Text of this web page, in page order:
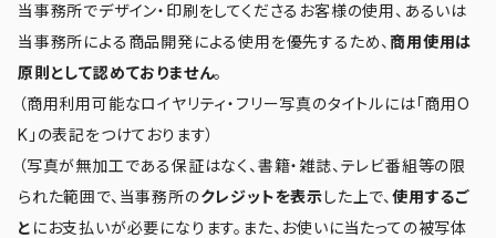
当事務所でデザイン・印刷をしてくださるお客様の使用、あるいは
当事務所による商品開発による使用を優先するため、商用使用は
原則として認めておりません。
（商用利用可能なロイヤリティ・フリー写真のタイトルには「商用O
K」の表記をつけております）
（写真が無加工である保証はなく、書籍・雑誌、テレビ番組等の限
られた範囲で、当事務所のクレジットを表示した上で、使用するご
と にお支払いが必要になります。また、お使いに当たっての被写体